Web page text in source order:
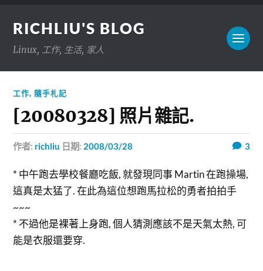
RICHLIU'S BLOG
Linux, 工作, 生活, 家人
工作, 隨手札記
[20080328] 照片雜記.
作者: richliu 日期: 2008/03/28 3
* 中午跑去學校餐廳吃飯, 就發現同事 Martin 在跑操場,
這真是太猛了. 在此為這位想跑馬拉松的勇者拍拍手
~~~
* 不過他是裸著上身跑, 個人猜測應該不是天氣太熱, 可
能是衣服還要穿.